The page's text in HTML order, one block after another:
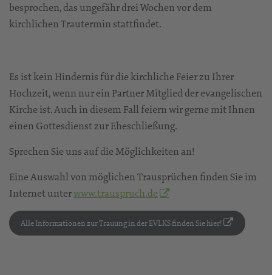
besprochen, das ungefähr drei Wochen vor dem
kirchlichen Trautermin stattfindet.
Es ist kein Hindernis für die kirchliche Feier zu Ihrer
Hochzeit, wenn nur ein Partner Mitglied der evangelischen
Kirche ist. Auch in diesem Fall feiern wir gerne mit Ihnen
einen Gottesdienst zur Eheschließung.
Sprechen Sie uns auf die Möglichkeiten an!
Eine Auswahl von möglichen Trausprüchen finden Sie im
Internet unterwww.trauspruch.de
Alle Informationen zur Trauung in der EVLKS finden Sie hier!